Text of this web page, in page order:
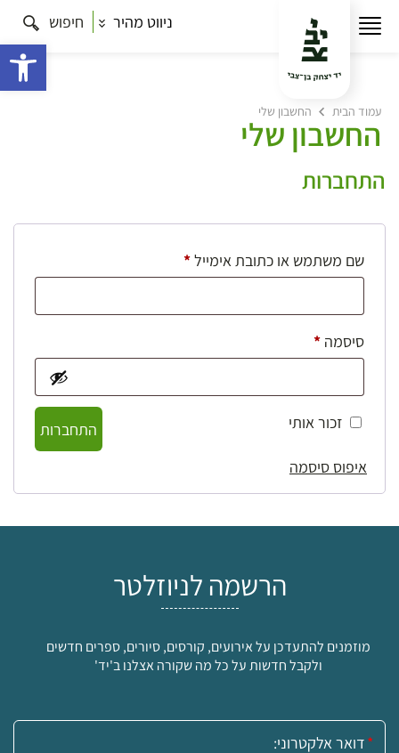
ניווט מהיר חיפוש
עמוד הבית החשבון שלי
החשבון שלי
התחברות
שם משתמש או כתובת אימייל*חובה
סיסמה *חובה
זכור אותי
התחברות
איפוס סיסמה
הרשמה לניוזלטר
מוזמנים להתעדכן על אירועים, קורסים, סיורים, ספרים חדשים
ולקבל חדשות על כל מה שקורה אצלנו ב'יד'
אימייל: